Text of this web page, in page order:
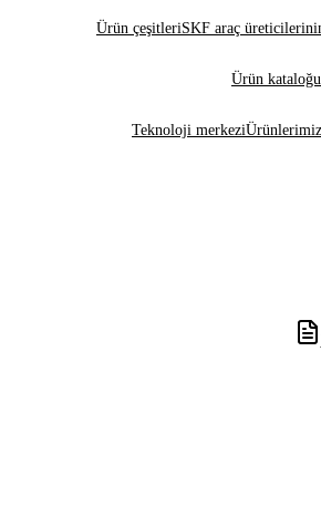
Ürün çeşitleriSKF araç
Ürün kataloğu
Teknoloji merkezi